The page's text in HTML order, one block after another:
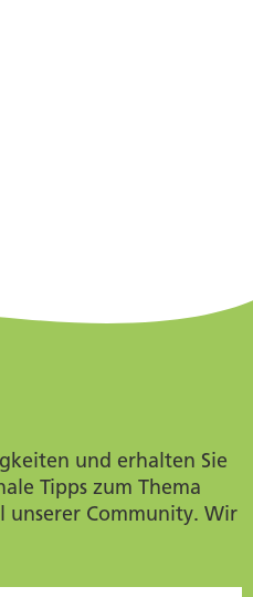
und erhalten Sie
Tipps zum Thema
unserer Community. Wir